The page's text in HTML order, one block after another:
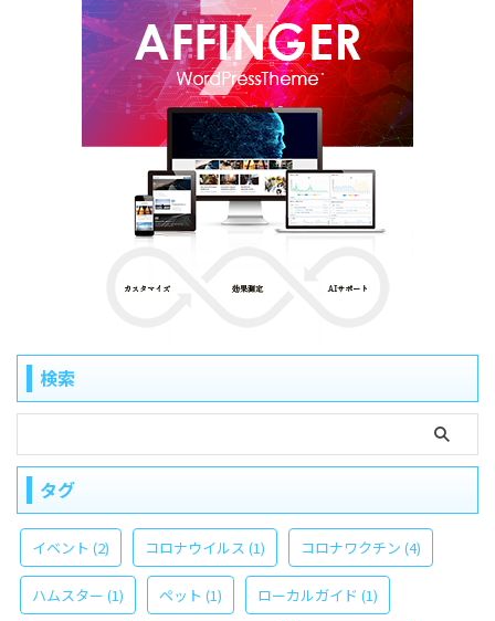
検索
タグ
イベント (2) コロナウイルス (1) コロナワクチン (4)
ハムスター (1) ペット (1) ローカルガイド (1)